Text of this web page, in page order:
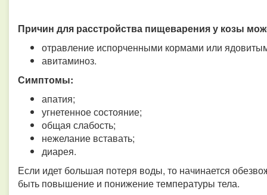
Причин для расстройства пищеварения у козы
отравление испорченными кормами или
авитаминоз.
Симптомы:
апатия;
угнетенное состояние;
общая слабость;
нежелание вставать;
диарея.
Если идет большая потеря воды, то начинается
быть повышение и понижение температуры тела.